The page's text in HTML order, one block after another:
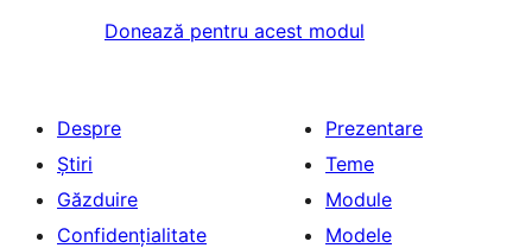
Donează pentru acest modul
Despre
Știri
Găzduire
Confidențialitate
Prezentare
Teme
Module
Modele